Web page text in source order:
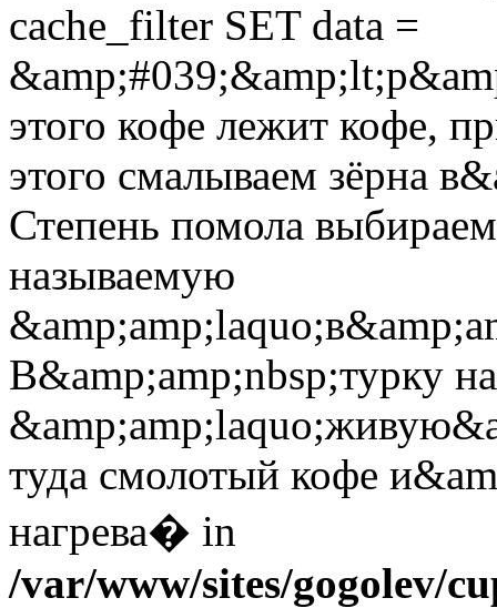
cache_filter SET data =
этого кофе лежит кофе,
этого смалываем зёрна
Степень помола
называемую
В&amp;amp;nbsp;турку
туда смолотый кофе
нагрева� in
/var/www/sites/gogolev/